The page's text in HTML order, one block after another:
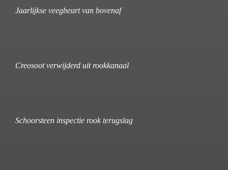
Jaarlijkse veegbeurt van bovenaf
Creosoot verwijderd uit rookkanaal
Schoorsteen inspectie rook terugslag